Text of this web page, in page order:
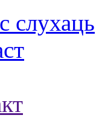
слухаць